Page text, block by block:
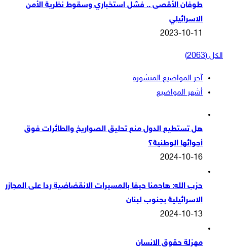
طوفان الأقصى .. فشل استخباري وسقوط نظرية الأمن
الاسرائيلي
2023-10-11
الكل (2063)
آخر المواضيع المنشورة
أشهر المواضيع
هل تستطيع الدول منع تحليق الصواريخ والطائرات فوق
أجوائها الوطنية؟
2024-10-16
حزب الله: هاجمنا حيفا بالمسيرات الانقضاضية ردا على المجازر
الاسرائيلية بجنوب لبنان
2024-10-13
مهزلة حقوق الانسان